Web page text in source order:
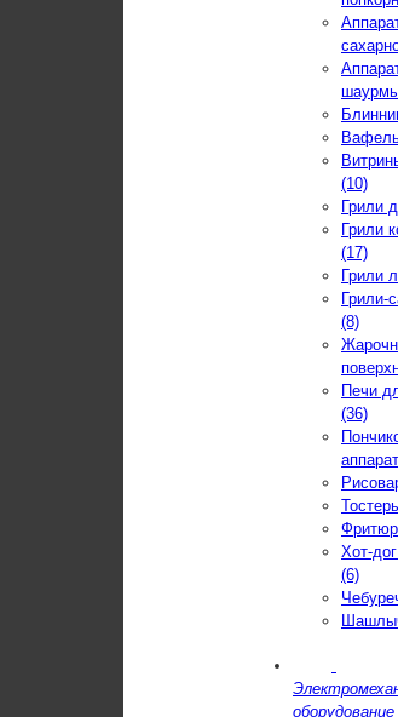
(10)
Грили
Грили
(17)
Грили
Грили-
(8)
Печи
(36)
Хот-
(6)
оборудование